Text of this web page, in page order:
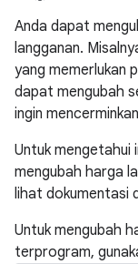
Anda dapat
langganan.
yang memerlukan
dapat mengubah
ingin
Untuk mengetahui
mengubah harga
lihat dokumentasi
Untuk mengubah
terprogram,